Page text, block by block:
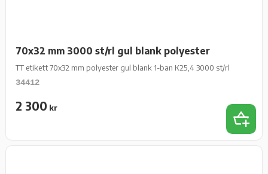
70x32 mm 3000 st/rl gul blank polyester
TT etikett 70x32 mm polyester gul blank 1-ban K25,4 3000 st/rl
34412
2 300 kr
Add